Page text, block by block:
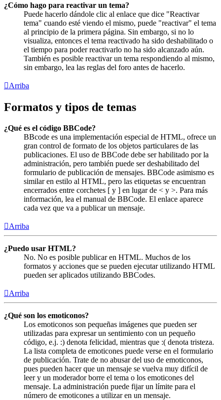
¿Cómo hago para reactivar un tema?
Puede hacerlo dándole clic al enlace que dice "Reactivar
tema" cuando esté viendo el mismo, puede "reactivar" el tema
al principio de la primera página. Sin embargo, si no lo
visualiza, entonces el tema reactivado ha sido deshabilitado o
el tiempo para poder reactivarlo no ha sido alcanzado aún.
También es posible reactivar un tema respondiendo al mismo,
sin embargo, lea las reglas del foro antes de hacerlo.
Arriba
Formatos y tipos de temas
¿Qué es el código BBCode?
BBcode es una implementación especial de HTML, ofrece un
gran control de formato de los objetos particulares de las
publicaciones. El uso de BBCode debe ser habilitado por la
administración, pero también puede ser deshabilitado del
formulario de publicación de mensajes. BBCode asimismo es
similar en estilo al HTML, pero las etiquetas se encuentran
encerrados entre corchetes [ y ] en lugar de < y >. Para más
información, lea el manual de BBCode. El enlace aparece
cada vez que va a publicar un mensaje.
Arriba
¿Puedo usar HTML?
No. No es posible publicar en HTML. Muchos de los
formatos y acciones que se pueden ejecutar utilizando HTML
pueden ser aplicados utilizando BBCodes.
Arriba
¿Qué son los emoticonos?
Los emoticonos son pequeñas imágenes que pueden ser
utilizadas para expresar un sentimiento con un pequeño
código, e.j. :) denota felicidad, mientras que :( denota tristeza.
La lista completa de emoticones puede verse en el formulario
de publicación. Trate de no abusar del uso de emoticonos,
pues pueden hacer que un mensaje se vuelva muy difícil de
leer y un moderador borre el tema o los emoticones del
mensaje. La administración puede fijar un límite para el
número de emoticones a utilizar en un mensaje.